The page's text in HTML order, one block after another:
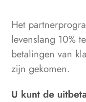
Het
levenslang 10%
betalingen van
zijn gekomen.
U kunt de